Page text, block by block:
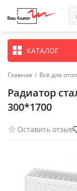
КАТАЛОГ
Главная / Всё для
Радиатор
300*1700
Оставить отзыв